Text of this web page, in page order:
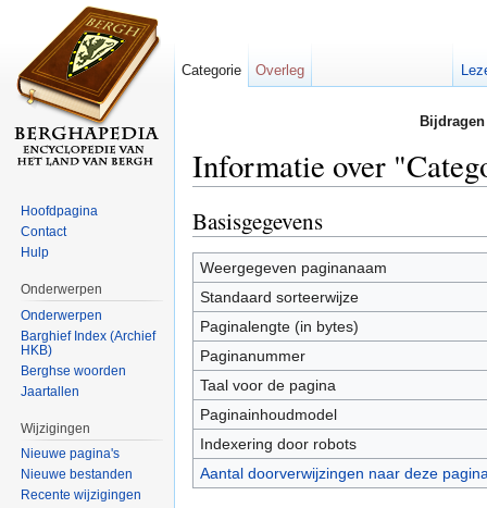
Informatie over
Basisgegevens
Weergegeven paginanaam
Standaard sorteerwijze
Paginalengte (in bytes)
Paginanummer
Taal voor de pagina
Paginainhoudmodel
Indexering door robots
Aantal doorverwijzingen naar deze
Categorie Overleg
Hoofdpagina
Contact
Hulp
Onderwerpen
Onderwerpen
Barghief Index (Archief
HKB)
Berghse woorden
Jaartallen
Wijzigingen
Nieuwe pagina's
Nieuwe bestanden
Recente wijzigingen